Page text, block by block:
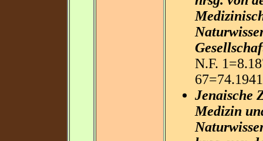
N.F.
67=74.1941
Jenaische
Medizin